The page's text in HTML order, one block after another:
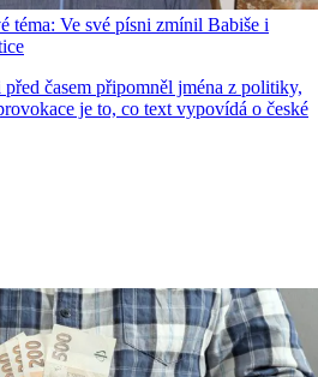
téma: Ve své písni zmínil Babiše i
časem připomněl jména z politiky,
je to, co text vypovídá o české